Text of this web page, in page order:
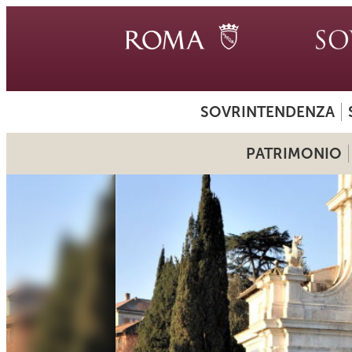
SOVRINTENDENZA
PATRIMONIO